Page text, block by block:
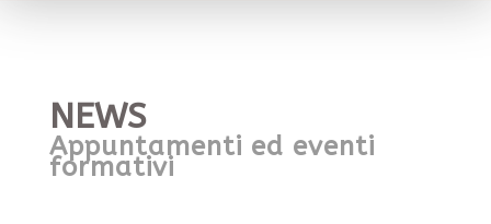
NEWS
Appuntamenti ed eventi
formativi